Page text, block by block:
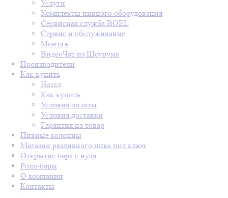
Услуги
Комплекты пивного оборудования
Сервисная служба BOEL
Сервис и обслуживание
Монтаж
ВидеоЧат из Шоурума
Производители
Как купить
Назад
Как купить
Условия оплаты
Условия доставки
Гарантия на товар
Пивные колонны
Магазин разливного пива под ключ
Открытие бара с нуля
Ролл-бары
О компании
Контакты